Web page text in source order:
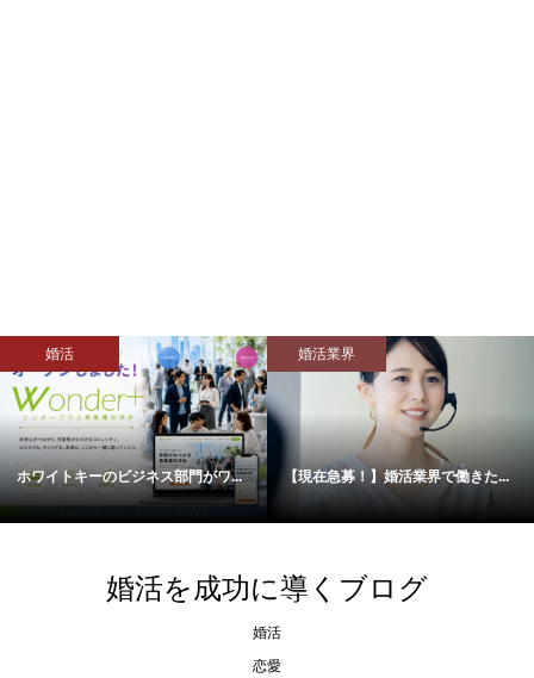
モテない人
【脱！恋人いない歴＝年齢】交際...
婚活
【婚活力をあげる】～ネガティブ
婚活を成功に導くブログ
婚活
恋愛